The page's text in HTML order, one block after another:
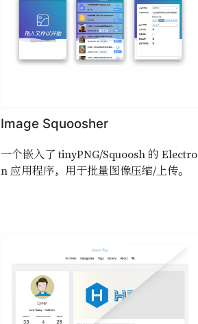
Image Squoosher
一个嵌入了 tinyPNG/Squoosh 的 Electro
n 应用程序，用于批量图像压缩/上传。